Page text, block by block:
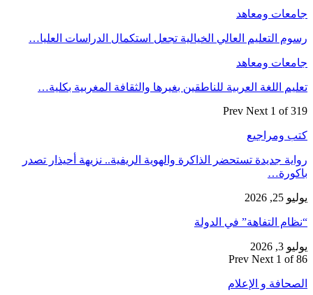
جامعات ومعاهد
رسوم التعليم العالي الخيالية تجعل استكمال الدراسات العليا…
جامعات ومعاهد
تعليم اللغة العربية للناطقين بغيرها والثقافة المغربية بكلية…
Prev Next 1 of 319
كتب ومراجيع
رواية جديدة تستحضر الذاكرة والهوية الريفية.. نزيهة أحيذار تصدر
باكورة…
يوليو 25, 2026
“نظام التفاهة” في الدولة
يوليو 3, 2026
Prev Next 1 of 86
الصحافة و الإعلام